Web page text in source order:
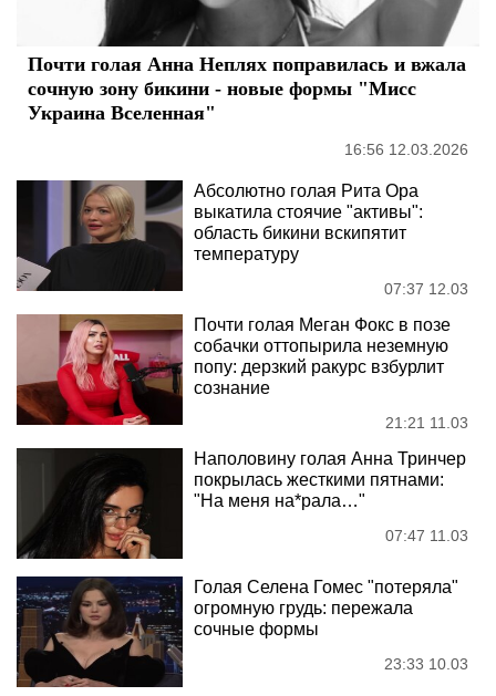
Почти голая Анна Неплях поправилась и вжала
сочную зону бикини - новые формы "Мисс
Украина Вселенная"
16:56 12.03.2026
Абсолютно голая Рита Ора
выкатила стоячие "активы":
область бикини вскипятит
температуру
07:37 12.03
Почти голая Меган Фокс в позе
собачки оттопырила неземную
попу: дерзкий ракурс взбурлит
сознание
21:21 11.03
Наполовину голая Анна Тринчер
покрылась жесткими пятнами:
"На меня на*рала…"
07:47 11.03
Голая Селена Гомес "потеряла"
огромную грудь: пережала
сочные формы
23:33 10.03